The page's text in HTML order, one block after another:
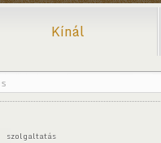
Kínál
szolgaltatás